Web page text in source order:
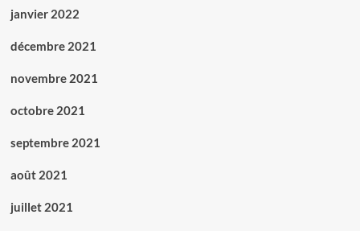
janvier 2022
décembre 2021
novembre 2021
octobre 2021
septembre 2021
août 2021
juillet 2021